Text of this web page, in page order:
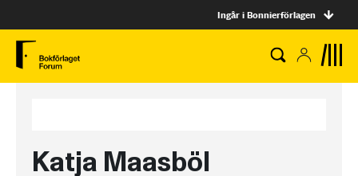
Ingår i Bonnierförlagen
Katja Maasböl